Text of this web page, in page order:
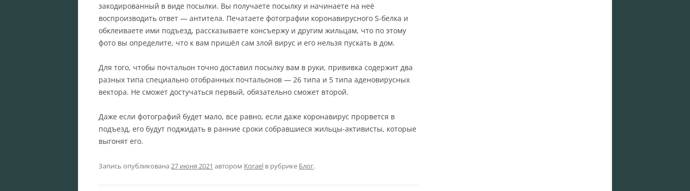
закодированный в виде посылки. Вы получаете посылку и начинаете на неё
воспроизводить ответ — антитела. Печатаете фотографии коронавирусного S-белка и
обклеиваете ими подъезд, рассказываете консъержу и другим жильцам, что по этому
фото вы определите, что к вам пришёл сам злой вирус и его нельзя пускать в дом.
Для того, чтобы почтальон точно доставил посылку вам в руки, прививка содержит два
разных типа специально отобранных почтальонов — 26 типа и 5 типа аденовирусных
вектора. Не сможет достучаться первый, обязательно сможет второй.
Даже если фотографий будет мало, все равно, если даже коронавирус прорвется в
подъезд, его будут поджидать в ранние сроки собравшиеся жильцы-активисты, которые
выгонят его.
Запись опубликована 27 июня 2021 автором Korael в рубрике Блог.